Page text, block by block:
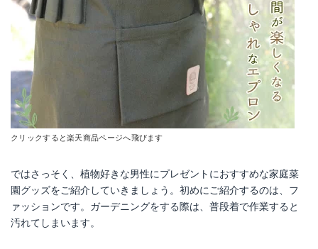
Amazonで詳細を見る
楽天で詳細を見る
Yahoo!ショッピングで見る
Amazonで詳細を見る
楽天で詳細を見る
Yahoo!ショッピングで見る
クリックすると楽天商品ページへ飛びます
ではさっそく、植物好きな男性にプレゼントにおすすめな家庭菜
園グッズをご紹介していきましょう。初めにご紹介するのは、フ
ァッションです。ガーデニングをする際は、普段着で作業すると
汚れてしまいます。